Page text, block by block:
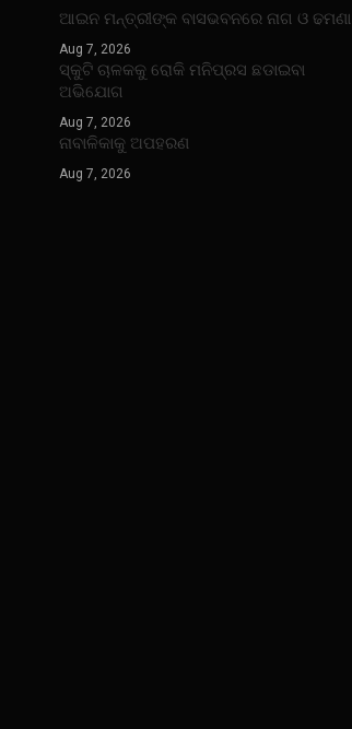
ଆଇନ ମନ୍ତ୍ରୀଙ୍କ ବାସଭବନରେ ନାଗ ଓ ଢମଣା
Aug 7, 2026
ସ୍କୁଟି ଚାଳକକୁ ରୋକି ମନିପ୍ରସ ଛଡାଇବା
ଅଭିଯୋଗ
Aug 7, 2026
ନାବାଳିକାକୁ ଅପହରଣ
Aug 7, 2026